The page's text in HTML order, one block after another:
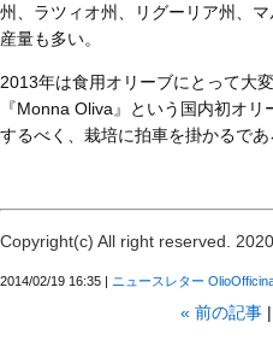
州、ラツィオ州、リグーリア州、
産量も多い。
2013年は食用オリーブにとって大
『Monna Oliva』という国内初オ
するべく、栽培に拍車を掛かるであ
Copyright(c) All right reserved.
2014/02/19 16:35 ニュースレター
« 前の記事